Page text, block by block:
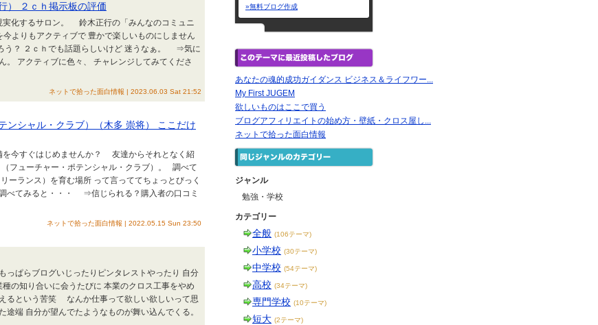
） ２ｃｈ掲示板の評価
実化するサロン。 鈴木正行の「みんなのコミュニ
よりもアクティブで 豊かで楽しいものにしません
う？ ２ｃｈでも話題らしいけど 迷うなぁ。 ⇒気に
アクティブに色々、 チャレンジしてみてくださ
ネットで拾った面白情報 | 2023.06.03 Sat 21:52
ンシャル・クラブ）（木多 崇将） ここだけ
を今すぐはじめませんか？ 友達からそれとなく紹
フューチャー・ポテンシャル・クラブ）。 調べて
ーランス）を育む場所 って言っててちょっとびっく
べてみると・・・ ⇒信じられる？購入者の口コミ
ネットで拾った面白情報 | 2022.05.15 Sun 23:50
ぱらブログいじったりピンタレストやったり 自分
の知り合いに会うたびに 本業のクロス工事をやめ
るという苦笑 なんか仕事って欲しい欲しいって思
端 自分が望んでたようなものが舞い込んでくる。
»無料ブログ作成
あなたの魂的成功ガイダンス ビジネス＆ライフワー...
My First JUGEM
欲しいものはここで買う
ブログアフィリエイトの始め方・壁紙・クロス屋し...
ネットで拾った面白情報
ジャンル
勉強・学校
カテゴリー
全般 (106テーマ)
小学校 (30テーマ)
中学校 (54テーマ)
高校 (34テーマ)
専門学校 (10テーマ)
短大 (2テーマ)